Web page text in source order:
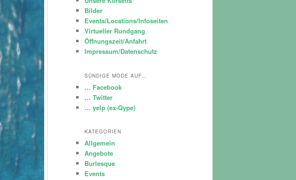
Bilder
Events/Locations/Infoseiten
Virtueller Rundgang
Öffnungszeit/Anfahrt
Impressum/Datenschutz
SÜNDIGE MODE AUF…
… Facebook
… Twitter
… yelp (ex-Qype)
KATEGORIEN
Allgemein
Angebote
Burlesque
Events